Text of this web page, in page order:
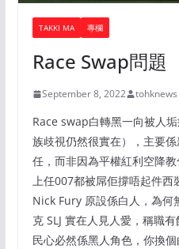
TAKKI MA 專欄
Race Swap問題
September 8, 2022 tohknews
Race swap白轉黑一向被人
族歧視仍然很實在），主要
任，而非因為平權紅利空降
上任007都被屌佢撐唔起件西
Nick Fury 原設係白人，為何
克 SLJ 實在人見人愛，稱職
民心必然係黑人角色，你換